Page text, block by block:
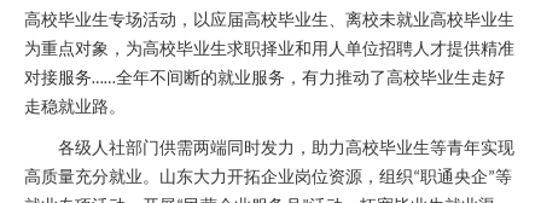
高校毕业生专场活动，以应届高校毕业生、离校未就业高校毕业生
为重点对象，为高校毕业生求职择业和用人单位招聘人才提供精准
对接服务……全年不间断的就业服务，有力推动了高校毕业生走好
走稳就业路。
各级人社部门供需两端同时发力，助力高校毕业生等青年实现
高质量充分就业。山东大力开拓企业岗位资源，组织“职通央企”等